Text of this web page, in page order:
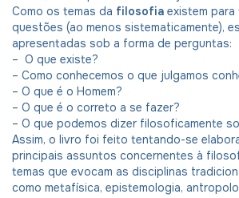
Como os temas da filosofia existem
questões (ao menos sistematicamente),
apresentadas sob a forma de perguntas:
– O que existe?
– Como conhecemos o que julgamos
– O que é o Homem?
– O que é o correto a se fazer?
– O que podemos dizer filosoficamente
Assim, o livro foi feito tentando-se
principais assuntos concernentes à
temas que evocam as disciplinas
como metafísica, epistemologia,